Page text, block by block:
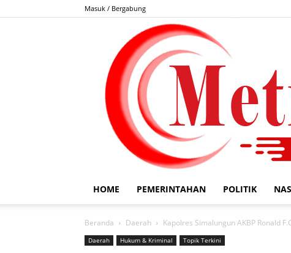
Masuk / Bergabung
HOME PEMERINTAHAN POLITIK
Beranda Daerah Kapolres Simalungun AKBP Ronald
Daerah Hukum & Kriminal Topik Terkini